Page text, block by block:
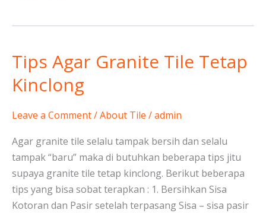
Tips Agar Granite Tile Tetap
Kinclong
Leave a Comment/About Tile /admin
Agar granite tile selalu tampak bersih dan selalu
tampak “baru” maka di butuhkan beberapa tips jitu
supaya granite tile tetap kinclong. Berikut beberapa
tips yang bisa sobat terapkan : 1. Bersihkan Sisa
Kotoran dan Pasir setelah terpasang Sisa – sisa pasir
Tips
Agar
Granite
Tetap
Kinclong